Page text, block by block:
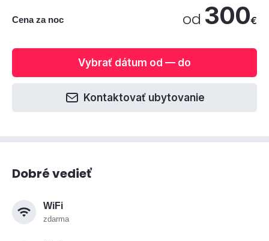
Cena za noc od 300€
Vybrať dátum od — do
Kontaktovať ubytovanie
Dobré vedieť
WiFi
zdarma